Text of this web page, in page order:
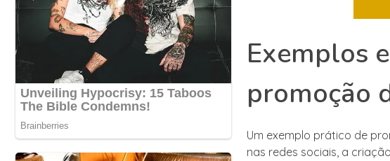
Exemplos
promoção
Um exemplo prático de
nas redes sociais, a